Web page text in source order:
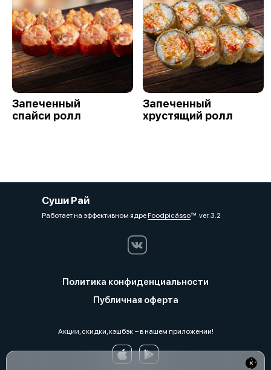
Запеченный
спайси ролл
Запеченный
хрустящий ролл
Суши Рай
Работает на эффективном ядреFoodpicássover. 3.2
Политика конфиденциальности
Публичная оферта
Акции, скидки, кэшбэк − в нашем приложении!